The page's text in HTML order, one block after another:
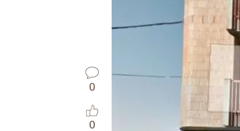
0
0